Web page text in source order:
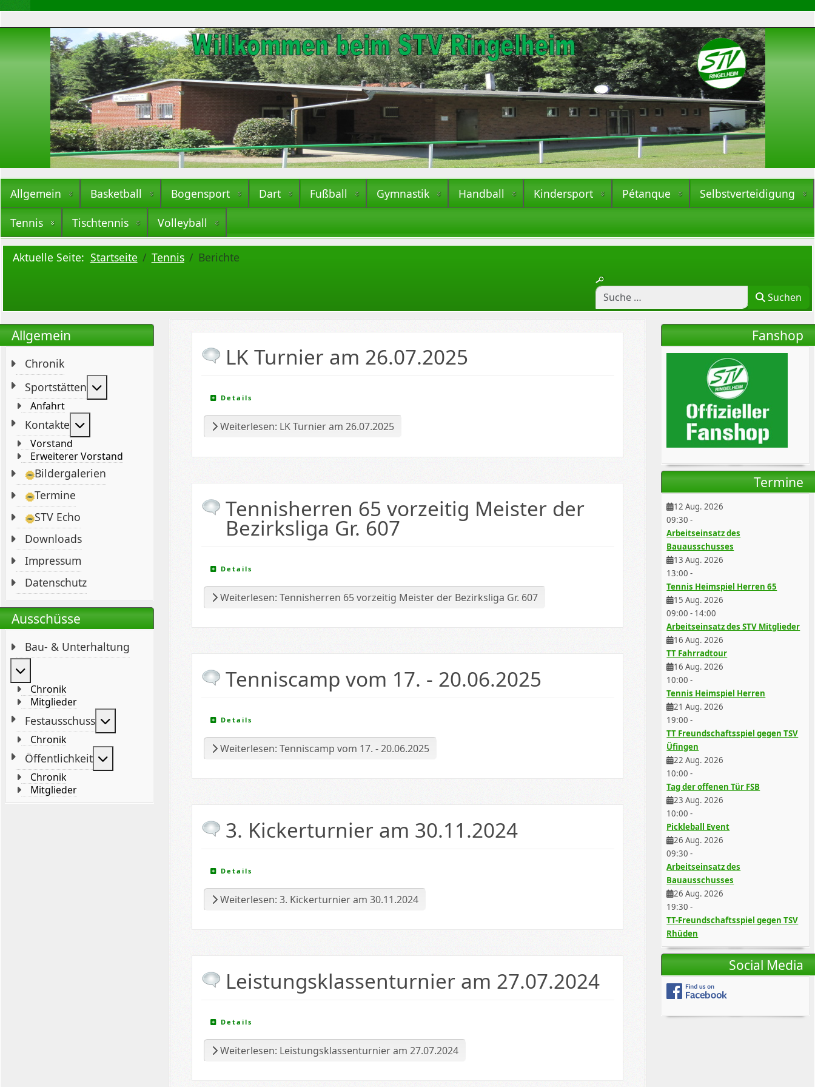
Allgemein Basketball Bogensport Dart Fußball Gymnastik Handball Kindersport Pétanque
Selbstverteidigung
Tennis
Tischtennis Volleyball
Aktuelle Seite: Startseite Tennis Berichte
Suchen
Allgemein
Chronik
Sportstätten
Anfahrt
Kontakte Weitere Informationen: Kontakte
Vorstand
Erweiterer Vorstand
Bildergalerien
Termine
STV Echo
Downloads
Impressum
Datenschutz
Ausschüsse
Bau- & Unterhaltung
Weitere Informationen: Bau- & Unterhaltung
Chronik
Mitglieder
Festausschuss Weitere Informationen: Festausschuss
Chronik
Öffentlichkeit Weitere Informationen: Öffentlichkeit
Chronik
Mitglieder
Fanshop
Termine
12 Aug. 2026
09:30 -
Arbeitseinsatz des
Bauausschusses
13 Aug. 2026
13:00 -
Tennis Heimspiel Herren 65
15 Aug. 2026
09:00 - 14:00
Arbeitseinsatz des STV Mitglieder
16 Aug. 2026
TT Fahrradtour
16 Aug. 2026
10:00 -
Tennis Heimspiel Herren
21 Aug. 2026
19:00 -
TT Freundschaftsspiel gegen TSV
Üfingen
22 Aug. 2026
10:00 -
Tag der offenen Tür FSB
23 Aug. 2026
10:00 -
Pickleball Event
26 Aug. 2026
09:30 -
Arbeitseinsatz des
Bauausschusses
26 Aug. 2026
19:30 -
TT-Freundschaftsspiel gegen TSV
Rhüden
Social Media
LK Turnier am 26.07.2025
Details
Weiterlesen: LK Turnier am 26.07.2025
Tennisherren 65 vorzeitig Meister der
Bezirksliga Gr. 607
Details
Weiterlesen: Tennisherren 65 vorzeitig Meister der Bezirksliga Gr. 607
Tenniscamp vom 17. - 20.06.2025
Details
Weiterlesen: Tenniscamp vom 17. - 20.06.2025
3. Kickerturnier am 30.11.2024
Details
Weiterlesen: 3. Kickerturnier am 30.11.2024
Leistungsklassenturnier am 27.07.2024
Details
Weiterlesen: Leistungsklassenturnier am 27.07.2024